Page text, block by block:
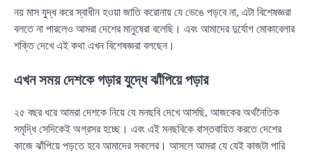
নয় মাস যুদ্ধ করে স্বাধীন হওয়া জাতি করোনায় যে ভেঙে পড়বে না, এটা বিশেষজ্ঞরা
বলতে না পারলেও আমরা দেশের মানুষেরা বলেছি। এবং আমাদের দুর্যোগ মোকাবেলার
শক্তি দেখে এই কথা এখন বিশেষজ্ঞরা বলছেন।
এখন সময় দেশকে গড়ার যুদ্ধে ঝাঁপিয়ে পড়ার
২৫ বছর ধরে আমরা দেশকে নিয়ে যে মনছবি দেখে আসছি, আজকের অর্থনৈতিক
সমৃদ্ধি সেদিকেই অগ্রসর হচ্ছে। এবং এই মনছবিকে বাস্তবায়িত করতে দেশের
কাজে ঝাঁপিয়ে পড়তে হবে আমাদের সকলের। আসলে আমরা যে যেই কাজটা পারি